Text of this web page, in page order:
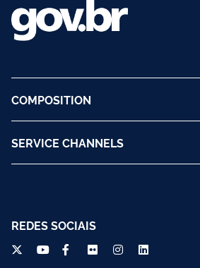
COMPOSITION
SERVICE CHANNELS
REDES SOCIAIS